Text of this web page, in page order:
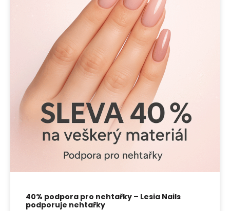
40% podpora pro nehtařky – Lesia Nails
podporuje nehtařky